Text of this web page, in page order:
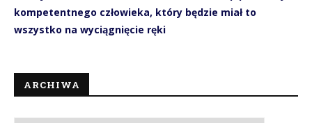
kompetentnego człowieka, który będzie miał to
wszystko na wyciągnięcie ręki
ARCHIWA